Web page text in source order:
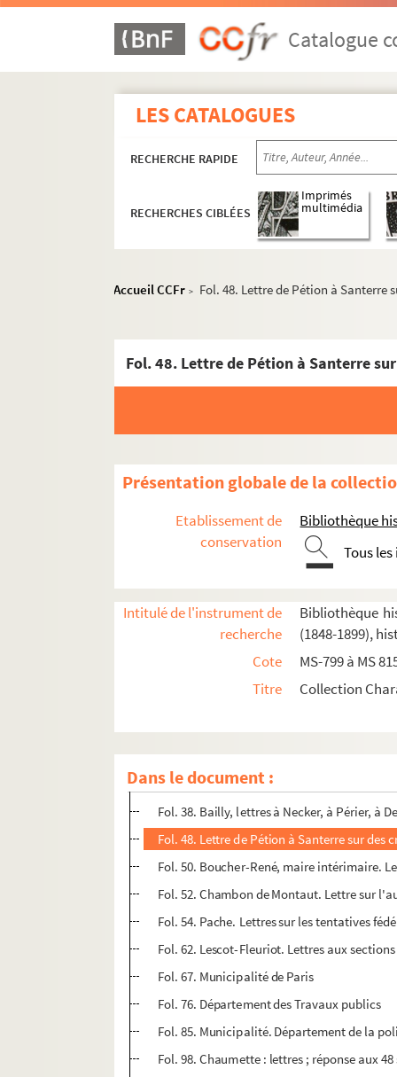
Catalogue
LES CATALOGUES
RECHERCHE RAPIDE
RECHERCHES CIBLÉES
Imprimés
multimédia
Accueil CCFr > Fol. 48. Lettre de Pétion à Santerre
Fol. 48. Lettre de Pétion à Santerre
Présentation globale de la
Etablissement de
conservation
Bibliothèque
Tous
Intitulé de l'instrument de
recherche
Bibliothèque
(1848-1899),
Cote
MS-799 à MS
Titre
Collection
Dans le document :
2-MS-799. Commune et département de Paris
Fol. 1. Assemblée des représentants de la
Fol. 38. Bailly, lettres à Necker, à Périer, à
Fol. 48. Lettre de Pétion à Santerre sur des
Fol. 50. Boucher-René, maire intérimaire.
Fol. 52. Chambon de Montaut. Lettre sur
Fol. 54. Pache. Lettres sur les tentatives
Fol. 62. Lescot-Fleuriot. Lettres aux
Fol. 67. Municipalité de Paris
Fol. 76. Département des Travaux publics
Fol. 85. Municipalité. Département de la
Fol. 98. Chaumette : lettres ; réponse aux